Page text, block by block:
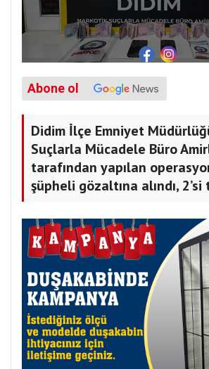
Abone ol
Didim İlçe Emniyet
Suçlarla Mücadele Büro
tarafından yapılan
şüpheli gözaltına alındı,